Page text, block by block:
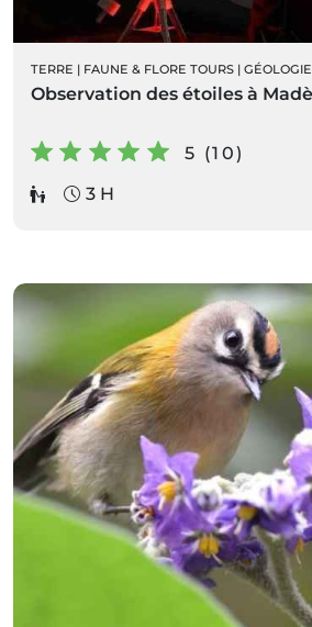
TERRE | FAUNE & FLORE TOURS |
Observation des étoiles à
5 (10)
3 H